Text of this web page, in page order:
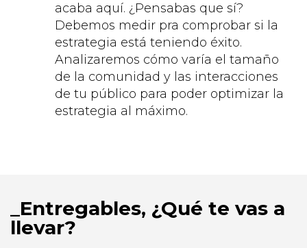
acaba aquí. ¿Pensabas que sí?
Debemos medir pra comprobar si la
estrategia está teniendo éxito.
Analizaremos cómo varía el tamaño
de la comunidad y las interacciones
de tu público para poder optimizar la
estrategia al máximo.
Entregables, ¿Qué te vas a
llevar?